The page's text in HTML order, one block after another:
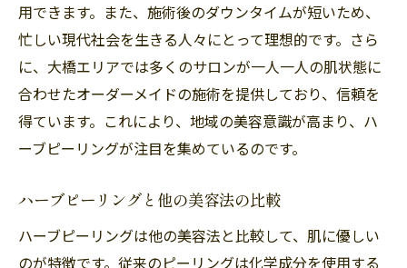
用できます。また、施術後のダウンタイムが短いため、
忙しい現代社会を生きる人々にとって理想的です。さら
に、大橋エリアでは多くのサロンが一人一人の肌状態に
合わせたオーダーメイドの施術を提供しており、信頼を
得ています。これにより、地域の美容意識が高まり、ハ
ーブピーリングが注目を集めているのです。
ハーブピーリングと他の美容法の比較
ハーブピーリングは他の美容法と比較して、肌に優しい
のが特徴です。従来のピーリングは化学成分を使用する